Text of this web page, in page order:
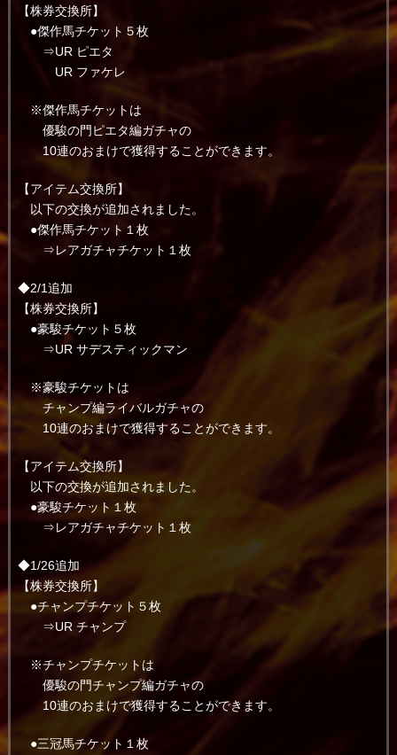
【株券交換所】
●傑作馬チケット５枚
⇒UR ピエタ
UR ファケレ
※傑作馬チケットは
優駿の門ピエタ編ガチャの
10連のおまけで獲得することができます。
【アイテム交換所】
以下の交換が追加されました。
●傑作馬チケット１枚
⇒レアガチャチケット１枚
◆2/1追加
【株券交換所】
●豪駿チケット５枚
⇒UR サデスティックマン
※豪駿チケットは
チャンプ編ライバルガチャの
10連のおまけで獲得することができます。
【アイテム交換所】
以下の交換が追加されました。
●豪駿チケット１枚
⇒レアガチャチケット１枚
◆1/26追加
【株券交換所】
●チャンプチケット５枚
⇒UR チャンプ
※チャンプチケットは
優駿の門チャンプ編ガチャの
10連のおまけで獲得することができます。
●三冠馬チケット１枚